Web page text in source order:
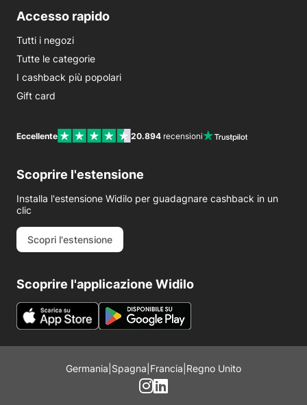
Accesso rapido
Tutti i negozi
Tutte le categorie
I cashback più popolari
Gift card
Eccellente 20.894 recensioni
Scoprire l'estensione
Installa l'estensione Widilo per guadagnare cashback in un
clic
Scopri l'estensione
Scoprire l'applicazione Widilo
Germania Spagna Francia Regno Unito